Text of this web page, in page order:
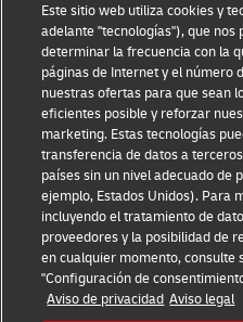
Aviso Legal
Condiciones de Uso
Aviso de Privacidad
Información Adicional
Ajustes de cookies
Síganos
Este sitio web utiliza cookies y
adelante "tecnologías"), que nos
determinar la frecuencia con la
páginas de Internet y el número
nuestras ofertas para que sean
eficientes posible y reforzar
marketing. Estas tecnologías
transferencia de datos a
países sin un nivel adecuado de
ejemplo, Estados Unidos). Para
incluyendo el tratamiento de
proveedores y la posibilidad de
en cualquier momento, consulte
"Configuración de
Aviso de privacidad Aviso legal